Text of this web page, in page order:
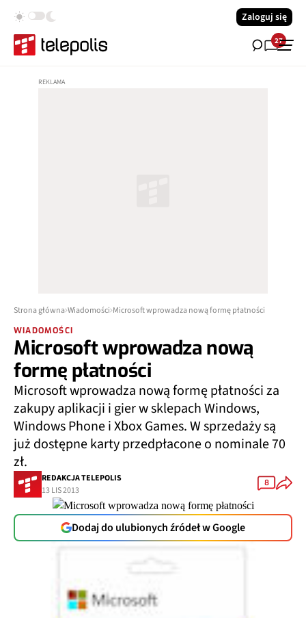
Zaloguj się
27
Strona główna Wiadomości Microsoft wprowadza nową formę płatności
WIADOMOŚCI
Microsoft wprowadza nową
formę płatności
Microsoft wprowadza nową formę płatności za
zakupy aplikacji i gier w sklepach Windows,
Windows Phone i Xbox Games. W sprzedaży są
już dostępne karty przedpłacone o nominale 70
zł.
REDAKCJA TELEPOLIS
13 LIS 2013
8
Dodaj do ulubionych źródeł w Google